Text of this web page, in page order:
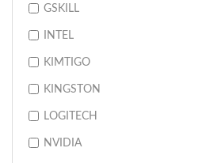
GSKILL
INTEL
KIMTIGO
KINGSTON
LOGITECH
NVIDIA